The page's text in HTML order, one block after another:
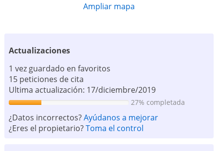
Ampliar mapa
Actualizaciones
1 vez guardado en favoritos
15 peticiones de cita
Ultima actualización: 17/diciembre/2019
27% completada
¿Datos incorrectos?Ayúdanos a mejorar
¿Eres el propietario?Toma el control